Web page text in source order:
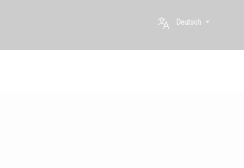
Deutsch